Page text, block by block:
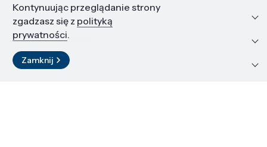
Edukacja i kariera
Zasoby i materiały
Kontakt
Kontynuując przeglądanie strony
zgadzasz się z polityką
prywatności.
Zamknij